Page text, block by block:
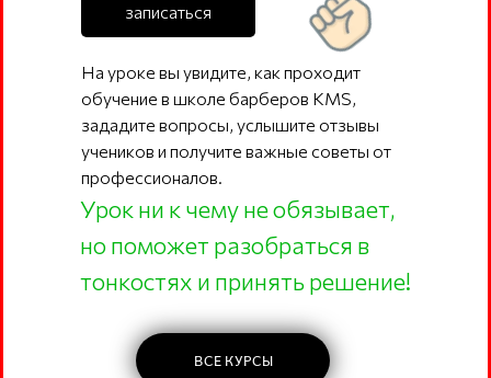
ВСЕ КУРСЫ
записаться
На уроке вы увидите, как проходит
обучение в школе барберов KMS,
зададите вопросы, услышите отзывы
учеников и получите важные советы от
профессионалов.
Урок ни к чему не обязывает,
но поможет разобраться в
тонкостях и принять решение!